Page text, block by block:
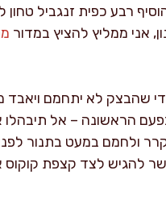
רבע כפית זנגביל טחון
אני ממליץ להציץ במדור
שהבצק לא יתחמם
הראשונה – אל תיבהלו
ולחמם במעט בתנור
להגיש לצד קצפת קוקוס